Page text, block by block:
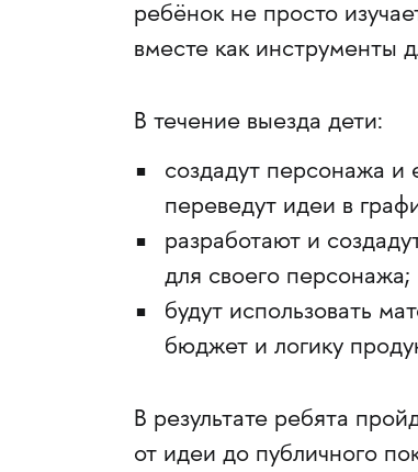
ребёнок не просто
вместе как инструменты
В течение выезда дети:
создадут персонажа и
переведут идеи в
разработают и
для своего персонажа;
будут использовать
бюджет и логику
В результате ребята
от идеи до публичного